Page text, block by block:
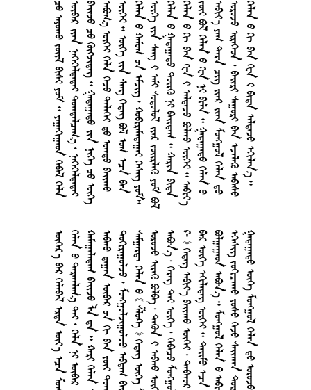
                                                                                   
                                                                                    